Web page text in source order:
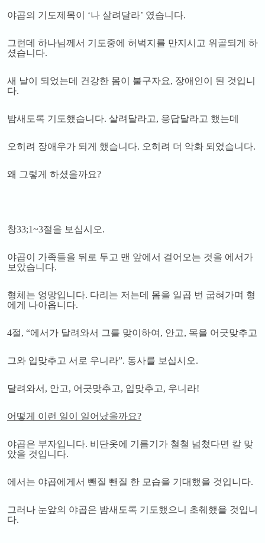
야곱의 기도제목이 ‘나 살려달라’ 였습니다.
그런데 하나님께서 기도중에 허벅지를 만지시고 위골되게 하
셨습니다.
새 날이 되었는데 건강한 몸이 불구자요, 장애인이 된 것입니
다.
밤새도록 기도했습니다. 살려달라고, 응답달라고 했는데
오히려 장애우가 되게 했습니다. 오히려 더 악화 되었습니다.
왜 그렇게 하셨을까요?
창33;1~3절을 보십시오.
야곱이 가족들을 뒤로 두고 맨 앞에서 걸어오는 것을 에서가
보았습니다.
형체는 엉망입니다. 다리는 저는데 몸을 일곱 번 굽혀가며 형
에게 나아옵니다.
4절, “에서가 달려와서 그를 맞이하여 , 안고, 목을 어긋맞추고
그와 입맞추고 서로 우니라”. 동사를 보십시오.
달려와서 , 안고, 어긋맞추고, 입맞추고, 우니라!
어떻게 이런 일이 일어났을까요?
야곱은 부자입니다. 비단옷에 기름기가 철철 넘쳤다면 칼 맞
았을 것입니다.
에서는 야곱에게서 뺀질 뺀질 한 모습을 기대했을 것입니다.
그러나 눈앞의 야곱은 밤새도록 기도했으니 초췌했을 것입니
다.